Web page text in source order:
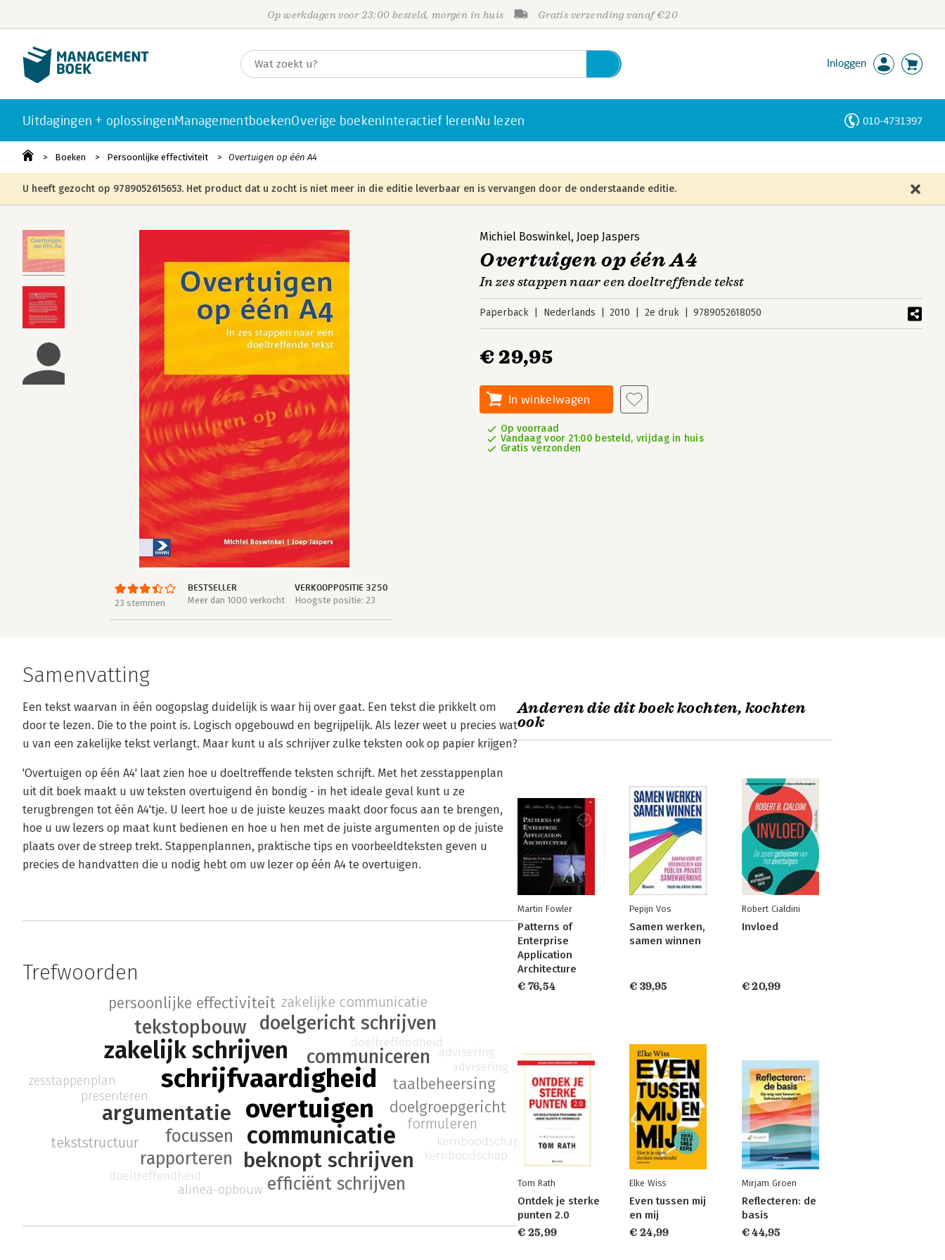
Op werkdagen voor 23:00 besteld, morgen in huis Gratis verzending vanaf €20
Inloggen
Uitdagingen + oplossingenManagementboekenOverige boekenInteractief lerenNu lezen 010-4731397
Boeken Persoonlijke effectiviteit Overtuigen op één A4
U heeft gezocht op 9789052615653. Het product dat u zocht is niet meer in die editie leverbaar en is vervangen door de onderstaande editie.
23 stemmen
BESTSELLER
Meer dan 1000 verkocht
VERKOOPPOSITIE 3250
Hoogste positie: 23
Michiel Boswinkel, Joep Jaspers
Overtuigen op één A4
In zes stappen naar een doeltreffende tekst
Paperback Nederlands 2010 2e druk 9789052618050
€ 29,95
In winkelwagen
Op voorraad
Vandaag voor 21:00 besteld, vrijdag in huis
Gratis verzonden
Samenvatting
Een tekst waarvan in één oogopslag duidelijk is waar hij over gaat. Een tekst die prikkelt om
door te lezen. Die to the point is. Logisch opgebouwd en begrijpelijk. Als lezer weet u precies wat
u van een zakelijke tekst verlangt. Maar kunt u als schrijver zulke teksten ook op papier krijgen?
'Overtuigen op één A4' laat zien hoe u doeltreffende teksten schrijft. Met het zesstappenplan
uit dit boek maakt u uw teksten overtuigend én bondig - in het ideale geval kunt u ze
terugbrengen tot één A4'tje. U leert hoe u de juiste keuzes maakt door focus aan te brengen,
hoe u uw lezers op maat kunt bedienen en hoe u hen met de juiste argumenten op de juiste
plaats over de streep trekt. Stappenplannen, praktische tips en voorbeeldteksten geven u
precies de handvatten die u nodig hebt om uw lezer op één A4 te overtuigen.
Trefwoorden
schrijfvaardigheid
overtuigen
communicatie
zakelijk schrijven
argumentatie
beknopt schrijven
focussen
communiceren
tekstopbouw
rapporteren
doelgericht schrijven
efficiënt schrijven
taalbeheersing
persoonlijke effectiviteit
doelgroepgericht
formuleren
presenteren
alinea-opbouw
tekststructuur
zesstappenplan
zakelijke communicatie
doeltreffendheid
advisering
kernboodschap
doeltreffendheid
advisering
kernboodschap
Anderen die dit boek kochten, kochten
ook
Martin Fowler
Patterns of
Enterprise
Application
Architecture
€ 76,54
Pepijn Vos
Samen werken,
samen winnen
€ 39,95
Robert Cialdini
Invloed
€ 20,99
Tom Rath
Ontdek je sterke
punten 2.0
€ 25,99
Elke Wiss
Even tussen mij
en mij
€ 24,99
Mirjam Groen
Reflecteren: de
basis
€ 44,95
Personen
Trefwoorden